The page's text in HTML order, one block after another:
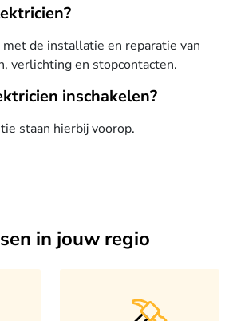
de installatie en reparatie van
verlichting en stopcontacten.
inschakelen?
staan hierbij voorop.
in jouw regio